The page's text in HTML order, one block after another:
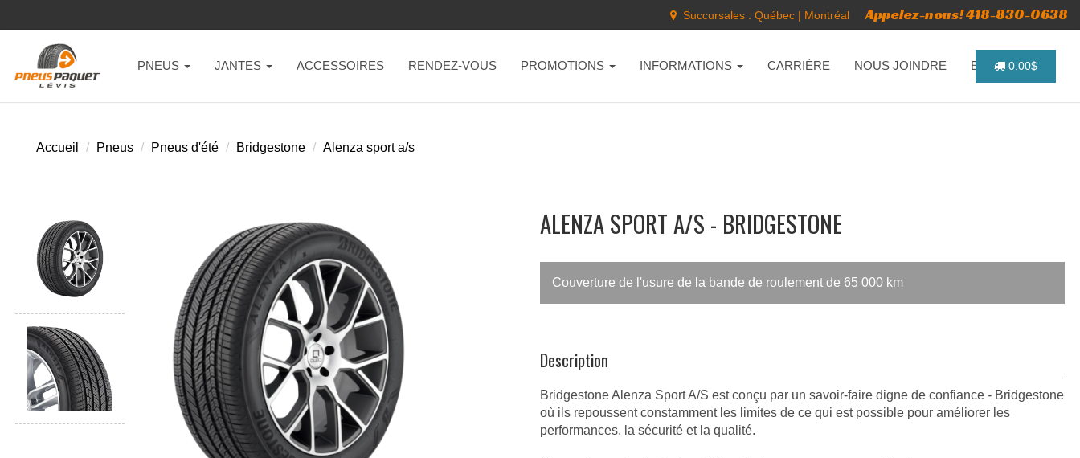
Succursales : Québec | Montréal Appelez-nous! 418-830-0638
PNEUS JANTES ACCESSOIRES RENDEZ-VOUS PROMOTIONS INFORMATIONS CARRIÈRE NOUS JOINDRE ENGLISH
0.00$
Accueil Pneus Pneus d'été Bridgestone Alenza sport a/s
ALENZA SPORT A/S - BRIDGESTONE
Couverture de l'usure de la bande de roulement de 65 000 km
Description
Bridgestone Alenza Sport A/S est conçu par un savoir-faire digne de confiance - Bridgestone
où ils repoussent constamment les limites de ce qui est possible pour améliorer les
performances, la sécurité et la qualité.